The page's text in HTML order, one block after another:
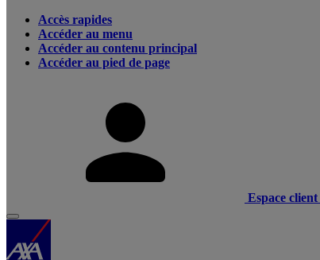
Accès rapides
Accéder au menu
Accéder au contenu principal
Accéder au pied de page
Espace client